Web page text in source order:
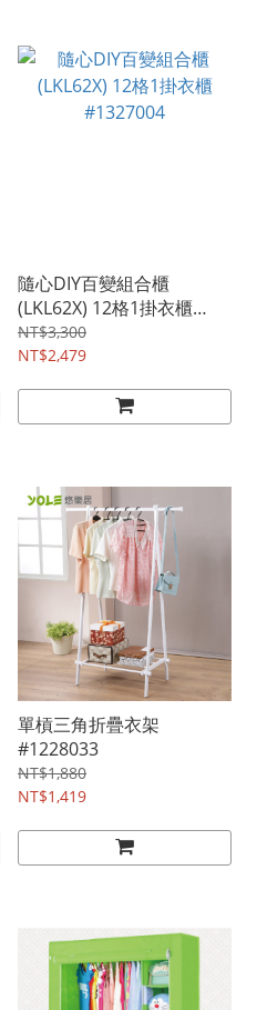
隨心DIY百變組合櫃
(LKL62X) 12格1掛衣櫃
#1327004
NT$3,300
NT$2,479
單槓三角折疊衣架
#1228033
NT$1,880
NT$1,419